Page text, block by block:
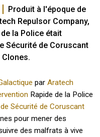
Produit à l'époque de
Repulsor Company,
la Police était
Sécurité de Coruscant
parAratech
Rapide de la Police
Sécurité de Coruscant
pour mener des
des malfrats à vive